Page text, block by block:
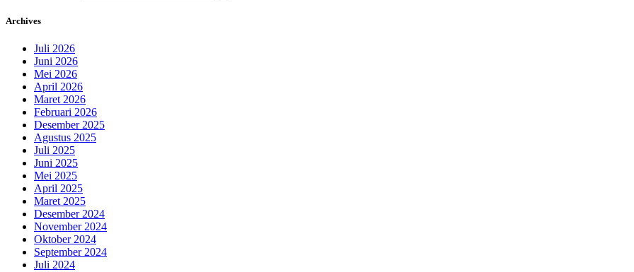
Archives
Juli 2026
Juni 2026
Mei 2026
April 2026
Maret 2026
Februari 2026
Desember 2025
Agustus 2025
Juli 2025
Juni 2025
Mei 2025
April 2025
Maret 2025
Desember 2024
November 2024
Oktober 2024
September 2024
Juli 2024